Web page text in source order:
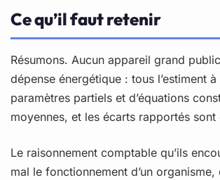
Ce qu’il faut retenir
Résumons. Aucun appareil grand
dépense énergétique : tous l’estiment
paramètres partiels et d’équations
moyennes, et les écarts rapportés sont
Le raisonnement comptable qu’ils
mal le fonctionnement d’un organisme,